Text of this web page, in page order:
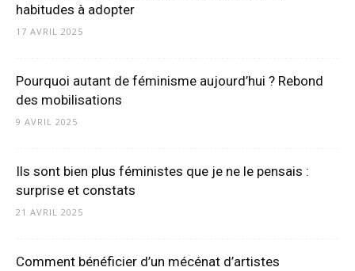
habitudes à adopter
17 AVRIL 2025
Pourquoi autant de féminisme aujourd’hui ? Rebond
des mobilisations
9 AVRIL 2025
Ils sont bien plus féministes que je ne le pensais :
surprise et constats
21 AVRIL 2025
Comment bénéficier d’un mécénat d’artistes